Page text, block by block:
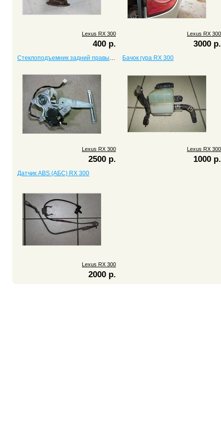
Lexus RX 300
400 р.
Lexus RX 300
3000 р.
Стеклоподъемник задний правый RX 300
Lexus RX 300
2500 р.
Бачок гура RX 300
Lexus RX 300
1000 р.
Датчик ABS (АБС) RX 300
Lexus RX 300
2000 р.